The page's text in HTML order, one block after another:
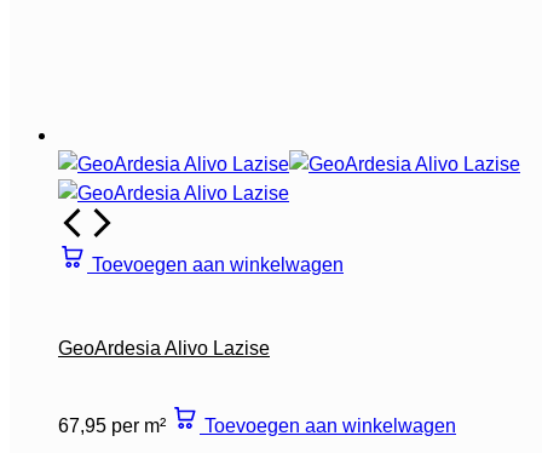
Toevoegen aan winkelwagen
GeoArdesia Alivo Lazise
67,95 per m² Toevoegen aan winkelwagen